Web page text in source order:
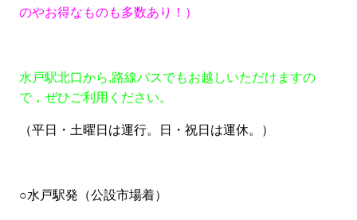
のやお得なものも多数あり！）
水戸駅北口から,路線バスでもお越しいただけますの
で，ぜひご利用ください。
（平日・土曜日は運行。日・祝日は運休。）
○水戸駅発（公設市場着）